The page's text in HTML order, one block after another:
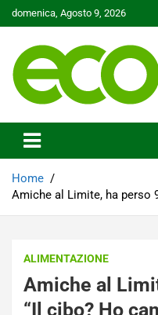
Skip
to
domenica, Agosto 9, 2026
Ecoo.it
Home
Amiche al Limite, ha perso
ALIMENTAZIONE
Amiche al
“Il cibo? Ho